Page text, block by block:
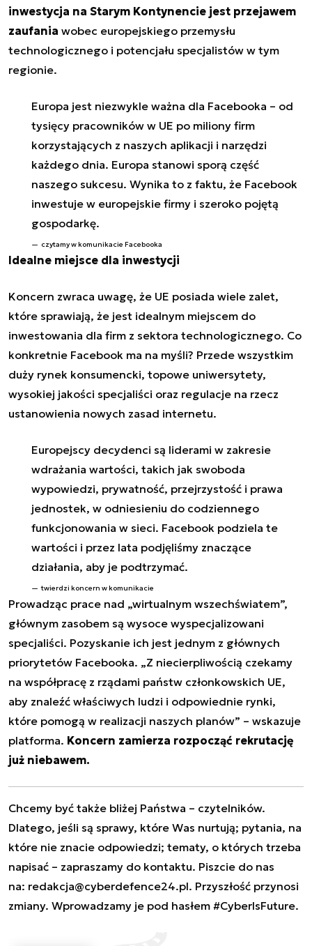
inwestycja na Starym Kontynencie jest przejawem
zaufania wobec europejskiego przemysłu
technologicznego i potencjału specjalistów w tym
regionie.
Europa jest niezwykle ważna dla Facebooka – od
tysięcy pracowników w UE po miliony firm
korzystających z naszych aplikacji i narzędzi
każdego dnia. Europa stanowi sporą część
naszego sukcesu. Wynika to z faktu, że Facebook
inwestuje w europejskie firmy i szeroko pojętą
gospodarkę.
czytamy w komunikacie Facebooka
Idealne miejsce dla inwestycji
Koncern zwraca uwagę, że UE posiada wiele zalet,
które sprawiają, że jest idealnym miejscem do
inwestowania dla firm z sektora technologicznego. Co
konkretnie Facebook ma na myśli? Przede wszystkim
duży rynek konsumencki, topowe uniwersytety,
wysokiej jakości specjaliści oraz regulacje na rzecz
ustanowienia nowych zasad internetu.
Europejscy decydenci są liderami w zakresie
wdrażania wartości, takich jak swoboda
wypowiedzi, prywatność, przejrzystość i prawa
jednostek, w odniesieniu do codziennego
funkcjonowania w sieci. Facebook podziela te
wartości i przez lata podjęliśmy znaczące
działania, aby je podtrzymać.
twierdzi koncern w komunikacie
Prowadząc prace nad „wirtualnym wszechświatem”,
głównym zasobem są wysoce wyspecjalizowani
specjaliści. Pozyskanie ich jest jednym z głównych
priorytetów Facebooka. „Z niecierpliwością czekamy
na współpracę z rządami państw członkowskich UE,
aby znaleźć właściwych ludzi i odpowiednie rynki,
które pomogą w realizacji naszych planów” – wskazuje
platforma. Koncern zamierza rozpocząć rekrutację
już niebawem.
Chcemy być także bliżej Państwa – czytelników.
Dlatego, jeśli są sprawy, które Was nurtują; pytania, na
które nie znacie odpowiedzi; tematy, o których trzeba
napisać – zapraszamy do kontaktu. Piszcie do nas
na: redakcja@cyberdefence24.pl. Przyszłość przynosi
zmiany. Wprowadzamy je pod hasłem #CyberIsFuture.